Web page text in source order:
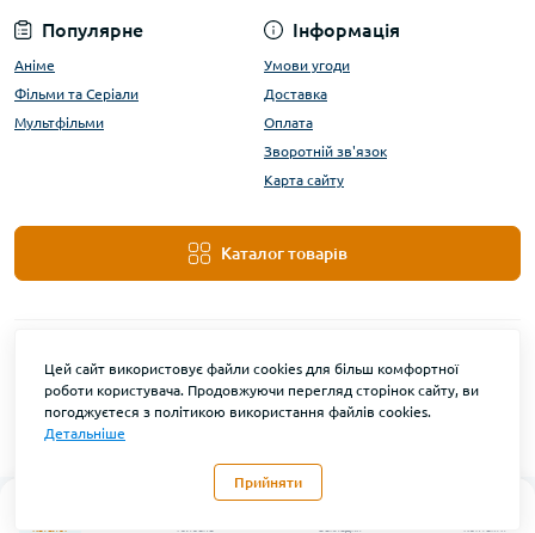
Каталог Головна Закладки Контакти
Популярне
Аніме
Фільми та Серіали
Мультфільми
Інформація
Умови угоди
Доставка
Оплата
Зворотній зв'язок
Карта сайту
Каталог товарів
Цей сайт використовує файли cookies для більш комфортної
роботи користувача. Продовжуючи перегляд сторінок сайту, ви
погоджуєтеся з політикою використання файлів cookies.
Детальніше
Прийняти